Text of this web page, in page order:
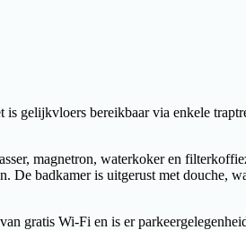
gelijkvloers bereikbaar via enkele
magnetron, waterkoker en
De badkamer is uitgerust met douche,
gratis Wi-Fi en is er